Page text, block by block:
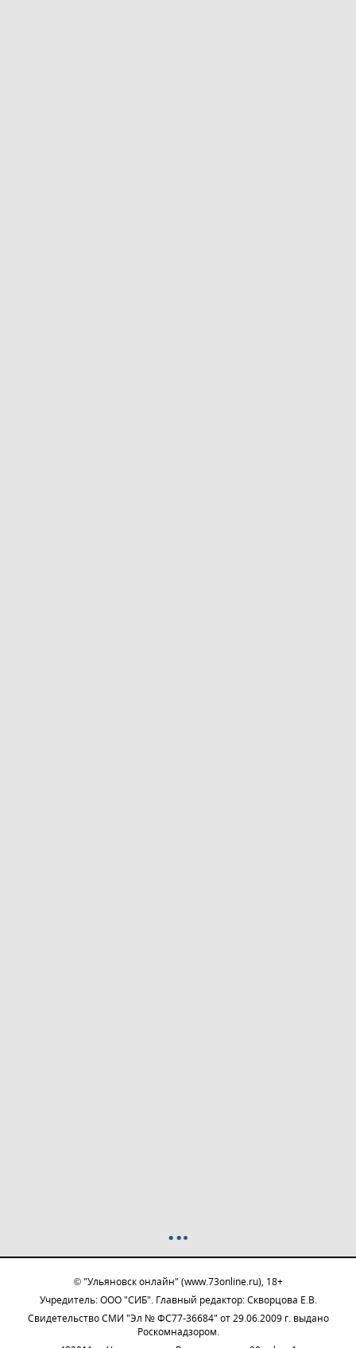
© "Ульяновск онлайн" (www.73online.ru), 18+
Учредитель: ООО "СИБ". Главный редактор: Скворцова Е.В.
Свидетельство СМИ "Эл № ФС77-36684" от 29.06.2009 г. выдано
Роскомнадзором.